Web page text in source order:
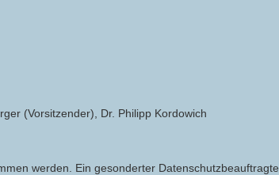
(Vorsitzender), Dr. Philipp Kordowich
werden. Ein gesonderter